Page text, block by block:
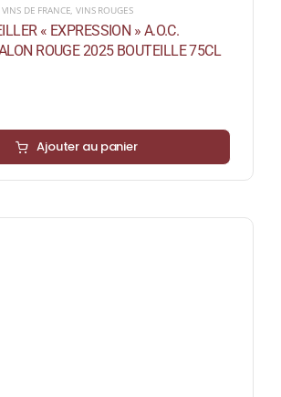
VINS DE FRANCE,VINS ROUGES
« EXPRESSION » A.O.C.
ROUGE 2025 BOUTEILLE 75CL
Ajouter au panier